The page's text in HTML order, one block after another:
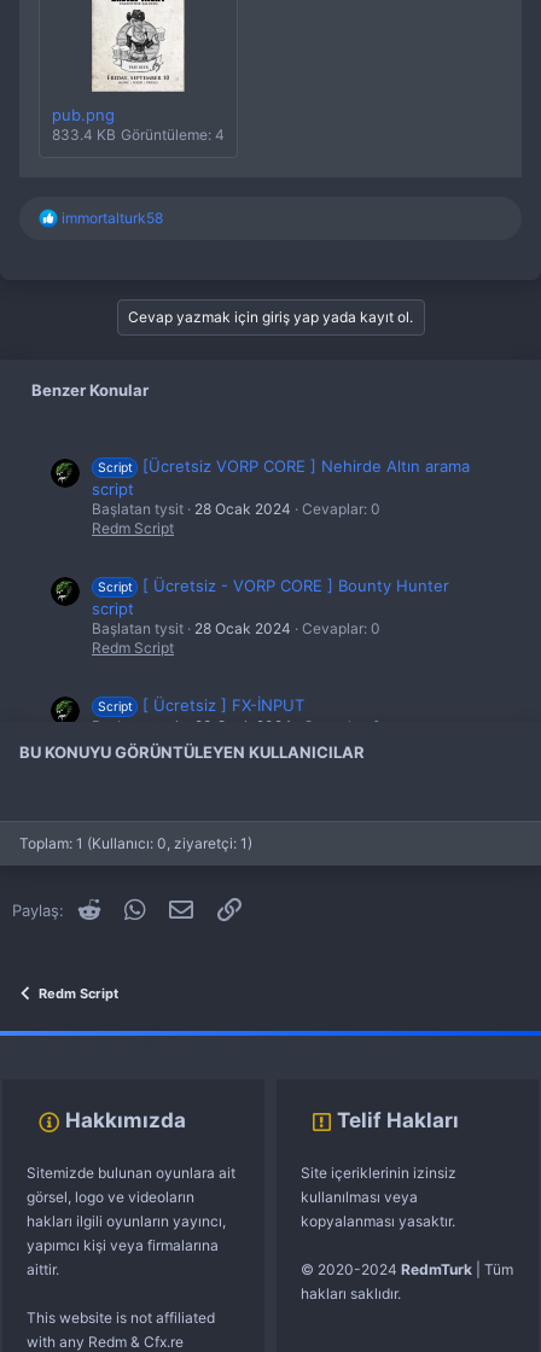
pub.png
833.4 KB Görüntüleme: 4
T
immortalturk58
Cevap yazmak için giriş yap yada kayıt ol.
Benzer Konular
Script
[Ücretsiz VORP CORE ] Nehirde Altın arama
script
Başlatan tysit 28 Ocak 2024
Cevaplar: 0
Redm Script
Script
[ Ücretsiz - VORP CORE ] Bounty Hunter
script
Başlatan tysit 28 Ocak 2024
Cevaplar: 0
Redm Script
Script [ Ücretsiz ] FX-İNPUT
Başlatan tysit 23 Ocak 2024
Cevaplar: 0
Redm Script
Başlatan tysit 23 Ocak 2024 Cevaplar: 0
Redm Script
Script [ Ücretsiz ] STANDALONE FX-MENU
Başlatan tysit 23 Ocak 2024
BU KONUYU GÖRÜNTÜLEYEN KULLANICILAR
Toplam: 1 (Kullanıcı: 0, ziyaretçi: 1)
Paylaş: RedditWhatsApp
E-postaLink
Redm Script
Hakkımızda
Sitemizde bulunan oyunlara ait
görsel, logo ve videoların
hakları ilgili oyunların yayıncı,
yapımcı kişi veya firmalarına
aittir.
This website is not affiliated
with any Redm & Cfx.re
Telif Hakları
Site içeriklerinin izinsiz
kullanılması veya
kopyalanması yasaktır.
© 2020-2024 RedmTurk | Tüm
hakları saklıdır.